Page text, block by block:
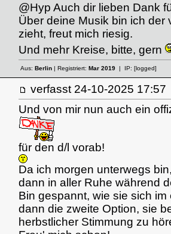
@Hyp Auch dir lieben Dank
Über deine Musik bin ich der
zieht, freut mich riesig.
Und mehr Kreise, bitte, gern
Aus: Berlin| Registriert: Mar 2019| IP: [logged]
verfasst 24-10-2025
Und von mir nun auch ein
für den d/l vorab!
Da ich morgen unterwegs
dann in aller Ruhe während
Bin gespannt, wie sie sich
dann die zweite Option, sie
herbstlicher Stimmung zu